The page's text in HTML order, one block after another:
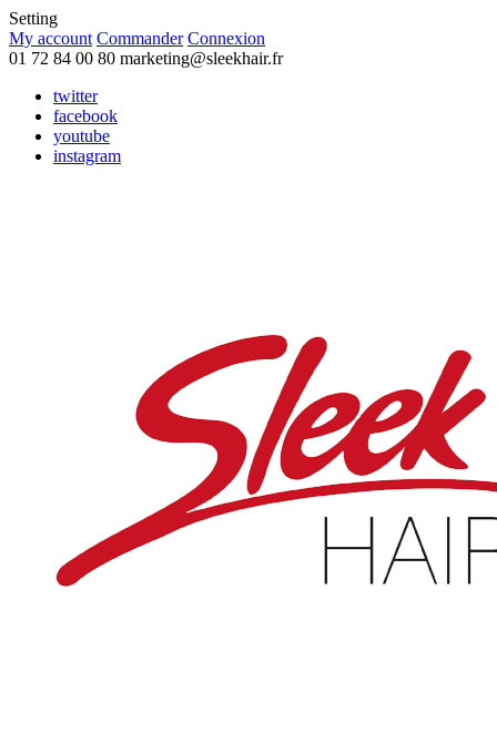
Setting
My account Commander Connexion
01 72 84 00 80 marketing@sleekhair.fr
twitter
facebook
youtube
instagram